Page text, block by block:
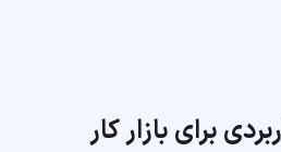
برای بازار کار